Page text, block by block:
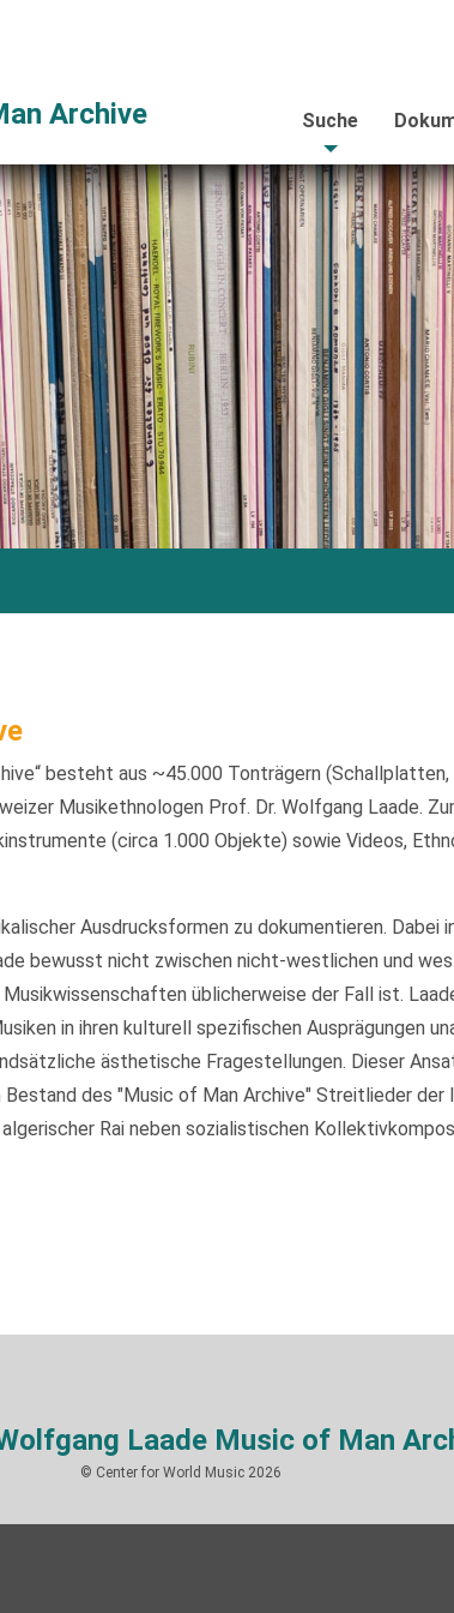
Archive Suche
besteht aus ~45.000 Tonträgern
Musikethnologen Prof. Dr. Wolfgang Laade.
(circa 1.000 Objekte) sowie Videos,
Ausdrucksformen zu dokumentieren. Dabei
bewusst nicht zwischen nicht-westlichen und
üblicherweise der Fall ist.
in ihren kulturell spezifischen Ausprägungen
ästhetische Fragestellungen. Dieser
des "Music of Man Archive" Streitlieder
Rai neben sozialistischen
Laade Music of Man
© Center for World Music 2026